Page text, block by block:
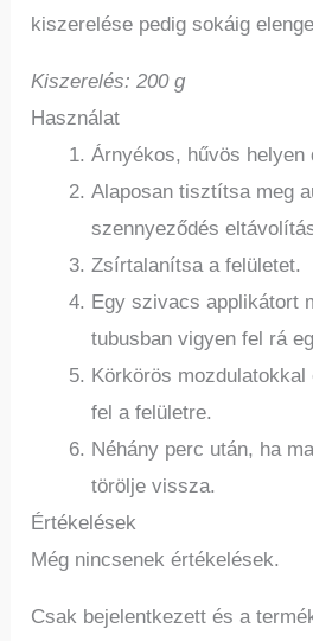
kiszerelése pedig sokáig
Kiszerelés: 200 g
Használat
Árnyékos, hűvös helyen
Alaposan tisztítsa meg
szennyeződés
Zsírtalanítsa a felületet.
Egy szivacs applikátort
tubusban vigyen fel rá
Körkörös
fel a felületre.
Néhány perc után, ha
törölje vissza.
Értékelések
Még nincsenek értékelések.
Csak bejelentkezett és a